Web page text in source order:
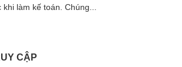
làm kế toán. Chúng...
CẬP